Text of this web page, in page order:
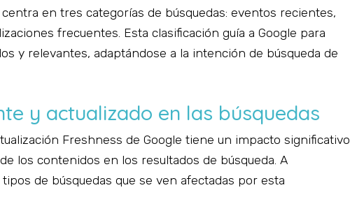
en tres categorías de búsquedas: eventos recientes,
frecuentes. Esta clasificación guía a Google para
y relevantes, adaptándose a la intención de búsqueda de
y actualizado en las búsquedas
Freshness de Google tiene un impacto significativo
los contenidos en los resultados de búsqueda. A
de búsquedas que se ven afectadas por esta